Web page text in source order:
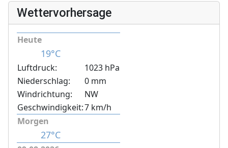
Wettervorhersage
Heute
19°C
Luftdruck:
1023 hPa
Niederschlag:
0 mm
Windrichtung:
NW
Geschwindigkeit:7 km/h
Morgen
27°C